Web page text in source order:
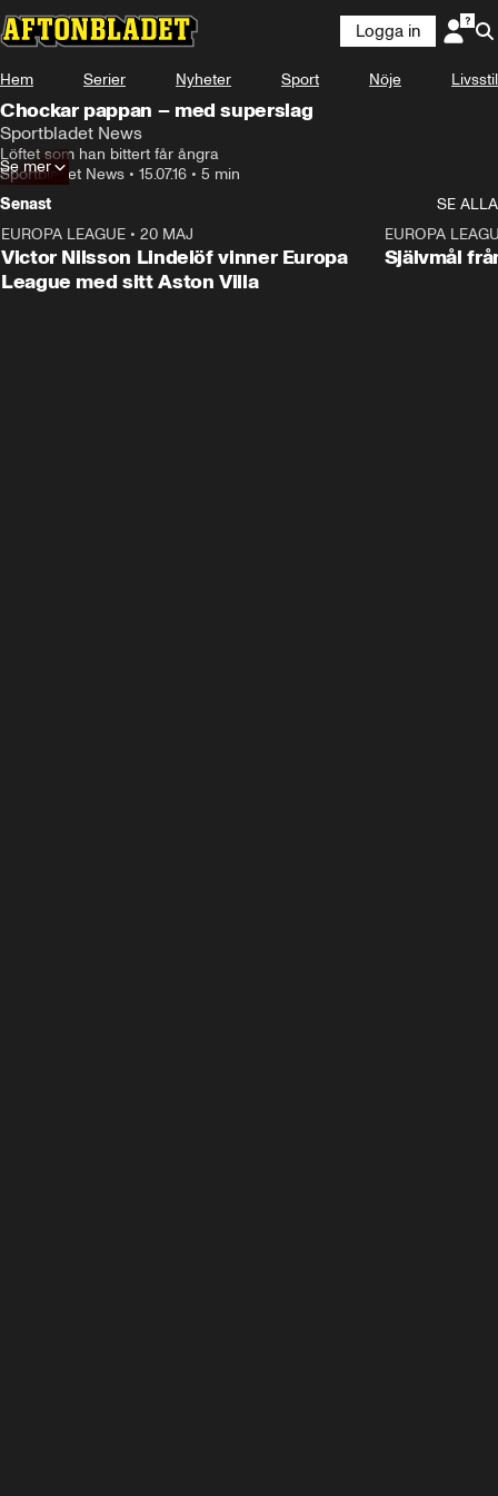
Logga in
Hem Serier Nyheter Sport Nöje Livsstil
Chockar pappan – med superslag
Sportbladet News
Löftet som han bittert får ångra
Sportbladet News • 15.07.16 • 5 min
Se mer
Senast
SE ALLA
EUROPA LEAGUE • 20 MAJ
Victor Nilsson Lindelöf vinner Europa
League med sitt Aston Villa
EUROPA
Självmål